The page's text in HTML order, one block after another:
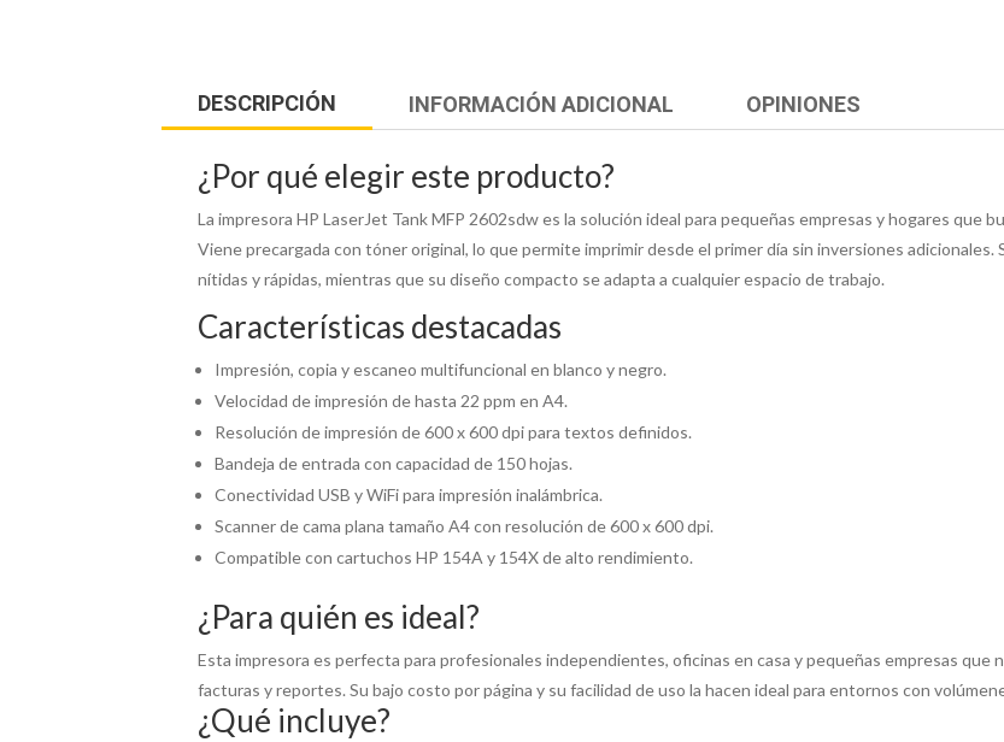
DESCRIPCIÓN INFORMACIÓN ADICIONAL OPINIONES
¿Por qué elegir este producto?
La impresora HP LaserJet Tank MFP 2602sdw es la solución ideal para pequeñas empresas y hogares que
Viene precargada con tóner original, lo que permite imprimir desde el primer día sin inversiones
nítidas y rápidas, mientras que su diseño compacto se adapta a cualquier espacio de trabajo.
Características destacadas
Impresión, copia y escaneo multifuncional en blanco y negro.
Velocidad de impresión de hasta 22 ppm en A4.
Resolución de impresión de 600 x 600 dpi para textos definidos.
Bandeja de entrada con capacidad de 150 hojas.
Conectividad USB y WiFi para impresión inalámbrica.
Scanner de cama plana tamaño A4 con resolución de 600 x 600 dpi.
Compatible con cartuchos HP 154A y 154X de alto rendimiento.
¿Para quién es ideal?
Esta impresora es perfecta para profesionales independientes, oficinas en casa y pequeñas empresas
facturas y reportes. Su bajo costo por página y su facilidad de uso la hacen ideal para entornos con
¿Qué incluye?